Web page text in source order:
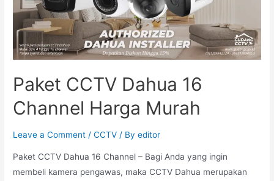
Paket CCTV Dahua 16
Channel Harga Murah
Leave a Comment /CCTV / Byeditor
Paket CCTV Dahua 16 Channel – Bagi Anda yang ingin
membeli kamera pengawas, maka CCTV Dahua merupakan